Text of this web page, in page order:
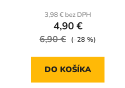
3,98 € bez DPH
4,90 €
6,90 € (–28 %)
DO KOŠÍKA